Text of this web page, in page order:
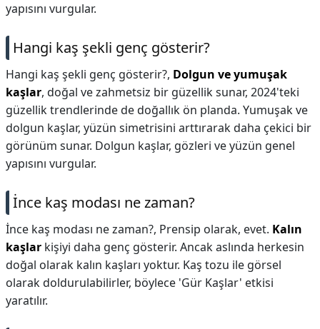
yapısını vurgular.
Hangi kaş şekli genç gösterir?
Hangi kaş şekli genç gösterir?, Dolgun ve yumuşak
kaşlar, doğal ve zahmetsiz bir güzellik sunar, 2024'teki
güzellik trendlerinde de doğallık ön planda. Yumuşak ve
dolgun kaşlar, yüzün simetrisini arttırarak daha çekici bir
görünüm sunar. Dolgun kaşlar, gözleri ve yüzün genel
yapısını vurgular.
İnce kaş modası ne zaman?
İnce kaş modası ne zaman?, Prensip olarak, evet. Kalın
kaşlar kişiyi daha genç gösterir. Ancak aslında herkesin
doğal olarak kalın kaşları yoktur. Kaş tozu ile görsel
olarak doldurulabilirler, böylece 'Gür Kaşlar' etkisi
yaratılır.